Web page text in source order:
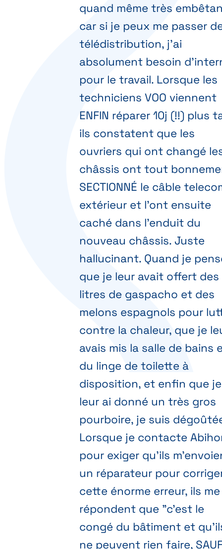
quand même très
car si je peux me passer
télédistribution, j'ai
absolument besoin
pour le travail. Lorsque les
techniciens VOO viennent
ENFIN réparer 10j (!!) plus
ils constatent que les
ouvriers qui ont changé
châssis ont tout
SECTIONNÉ le câble
extérieur et l'ont ensuite
caché dans l'enduit du
nouveau châssis. Juste
hallucinant. Quand je
que je leur avait offert des
litres de gaspacho et des
melons espagnols pour
contre la chaleur, que je
avais mis la salle de bains
du linge de toilette à
disposition, et enfin que je
leur ai donné un très gros
pourboire, je suis
Lorsque je contacte
pour exiger qu'ils
un réparateur pour
cette énorme erreur, ils me
répondent que "c'est le
congé du bâtiment et
ne peuvent rien faire,